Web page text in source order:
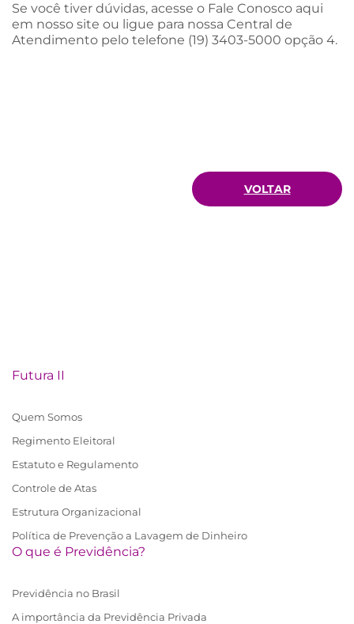
Se você tiver dúvidas, acesse o Fale Conosco aqui
em nosso site ou ligue para nossa Central de
Atendimento pelo telefone (19) 3403-5000 opção 4.
VOLTAR
Futura II
Quem Somos
Regimento Eleitoral
Estatuto e Regulamento
Controle de Atas
Estrutura Organizacional
Política de Prevenção a Lavagem de Dinheiro
O que é Previdência?
Previdência no Brasil
A importância da Previdência Privada